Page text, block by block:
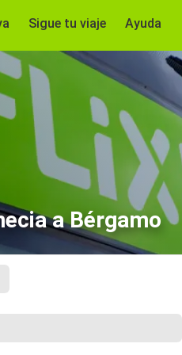
Sigue tu viaje Ayuda
a Bérgamo